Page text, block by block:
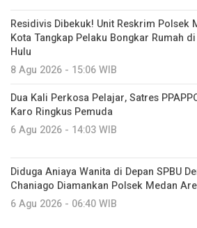
Residivis Dibekuk! Unit Reskrim Polsek
Kota Tangkap Pelaku Bongkar Rumah
Hulu
8 Agu 2026 - 15:06 WIB
Dua Kali Perkosa Pelajar, Satres
Karo Ringkus Pemuda
6 Agu 2026 - 14:03 WIB
Diduga Aniaya Wanita di Depan SPBU
Chaniago Diamankan Polsek Medan
6 Agu 2026 - 06:40 WIB